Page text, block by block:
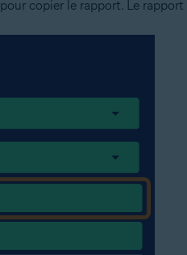
pour copier le rapport. Le